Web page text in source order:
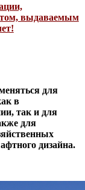
выдаваемым
для
в
так и для
для
дизайна.